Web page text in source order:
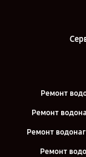
Ремонт
Ремонт
Ремонт
Ремонт